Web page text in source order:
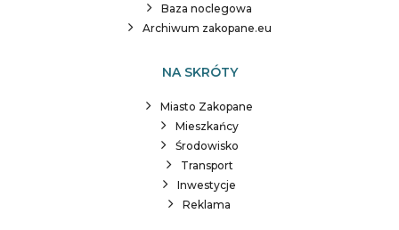
Baza noclegowa
Archiwum zakopane.eu
NA SKRÓTY
Miasto Zakopane
Mieszkańcy
Środowisko
Transport
Inwestycje
Reklama